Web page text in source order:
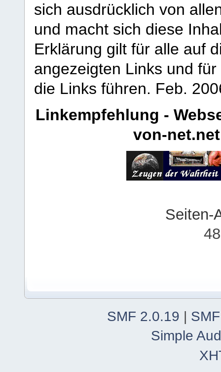
sich ausdrücklich von
und macht sich diese
Erklärung gilt für alle auf
angezeigten Links und
die Links führen. Feb.
Linkempfehlung -
von-net.net
Seiten-
SMF 2.0.19 |
Simple